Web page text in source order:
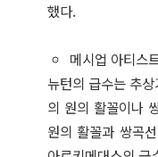
했다.
메시업 아티스
뉴턴의 급수는 추
의 원의 활꼴이나
원의 활꼴과 쌍곡